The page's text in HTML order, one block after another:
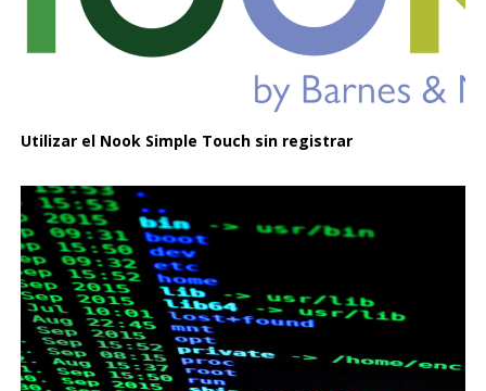
Utilizar el Nook Simple Touch sin registrar